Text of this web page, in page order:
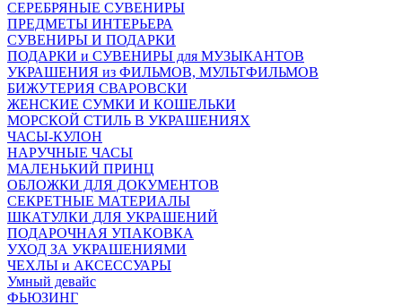
СЕРЕБРЯНЫЕ СУВЕНИРЫ
ПРЕДМЕТЫ ИНТЕРЬЕРА
СУВЕНИРЫ И ПОДАРКИ
ПОДАРКИ и СУВЕНИРЫ для МУЗЫКАНТОВ
УКРАШЕНИЯ из ФИЛЬМОВ, МУЛЬТФИЛЬМОВ
БИЖУТЕРИЯ СВАРОВСКИ
ЖЕНСКИЕ СУМКИ И КОШЕЛЬКИ
МОРСКОЙ СТИЛЬ В УКРАШЕНИЯХ
ЧАСЫ-КУЛОН
НАРУЧНЫЕ ЧАСЫ
МАЛЕНЬКИЙ ПРИНЦ
ОБЛОЖКИ ДЛЯ ДОКУМЕНТОВ
СЕКРЕТНЫЕ МАТЕРИАЛЫ
ШКАТУЛКИ ДЛЯ УКРАШЕНИЙ
ПОДАРОЧНАЯ УПАКОВКА
УХОД ЗА УКРАШЕНИЯМИ
ЧEХЛЫ и АКСЕССУАРЫ
Умный девайс
ФЬЮЗИНГ